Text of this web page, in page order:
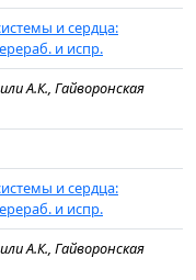
и сердца:
и испр.
А.К., Гайворонская
и сердца:
и испр.
А.К., Гайворонская